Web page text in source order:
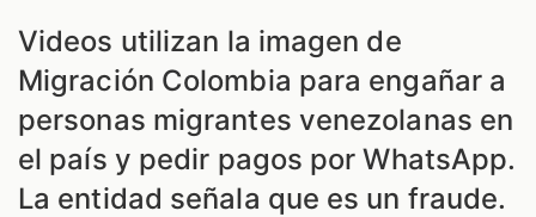
Videos utilizan la imagen de
Migración Colombia para engañar a
personas migrantes venezolanas en
el país y pedir pagos por WhatsApp.
La entidad señala que es un fraude.